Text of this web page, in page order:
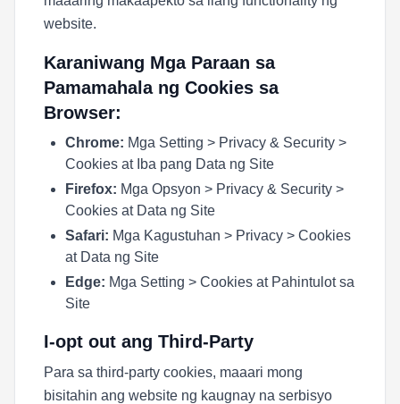
website.
Karaniwang Mga Paraan sa
Pamamahala ng Cookies sa
Browser:
Chrome: Mga Setting > Privacy & Security >
Cookies at Iba pang Data ng Site
Firefox: Mga Opsyon > Privacy & Security >
Cookies at Data ng Site
Safari: Mga Kagustuhan > Privacy > Cookies
at Data ng Site
Edge: Mga Setting > Cookies at Pahintulot sa
Site
I-opt out ang Third-Party
Para sa third-party cookies, maaari mong
bisitahin ang website ng kaugnay na serbisyo